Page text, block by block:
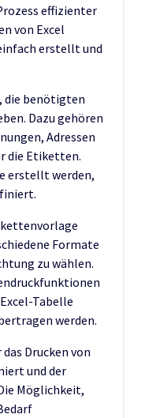
effizienter
von Excel
erstellt und
die benötigten
Dazu gehören
Adressen
die Etiketten.
erstellt werden,
Formate
zu wählen.
Tabelle
werden.
Drucken von
und der
Möglichkeit,